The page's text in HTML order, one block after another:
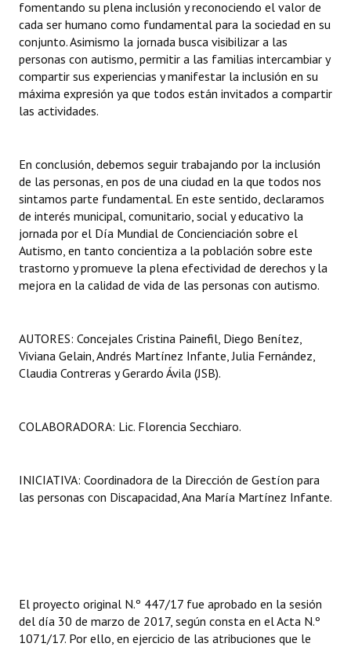
fomentando su plena inclusión y reconociendo el valor de
cada ser humano como fundamental para la sociedad en su
conjunto. Asimismo la jornada busca visibilizar a las
personas con autismo, permitir a las familias intercambiar y
compartir sus experiencias y manifestar la inclusión en su
máxima expresión ya que todos están invitados a compartir
las actividades.
En conclusión, debemos seguir trabajando por la inclusión
de las personas, en pos de una ciudad en la que todos nos
sintamos parte fundamental. En este sentido, declaramos
de interés municipal, comunitario, social y educativo la
jornada por el Día Mundial de Concienciación sobre el
Autismo, en tanto concientiza a la población sobre este
trastorno y promueve la plena efectividad de derechos y la
mejora en la calidad de vida de las personas con autismo.
AUTORES: Concejales Cristina Painefil, Diego Benítez,
Viviana Gelain, Andrés Martínez Infante, Julia Fernández,
Claudia Contreras y Gerardo Ávila (JSB).
COLABORADORA: Lic. Florencia Secchiaro.
INICIATIVA: Coordinadora de la Dirección de Gestíon para
las personas con Discapacidad, Ana María Martínez Infante.
El proyecto original N.º 447/17 fue aprobado en la sesión
del día 30 de marzo de 2017, según consta en el Acta N.º
1071/17. Por ello, en ejercicio de las atribuciones que le